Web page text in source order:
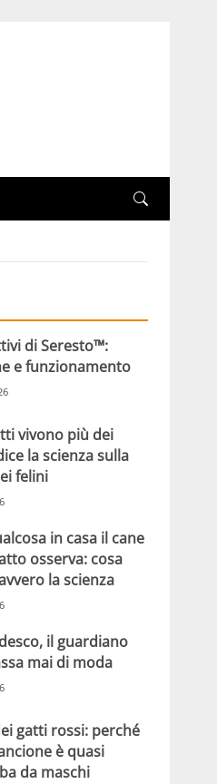
di Seresto™:
e funzionamento
vivono più dei
la scienza sulla
felini
in casa il cane
osserva: cosa
la scienza
il guardiano
mai di moda
gatti rossi: perché
è quasi
da maschi